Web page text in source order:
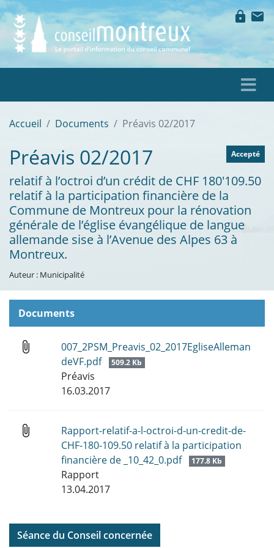
lock mail
Accueil Documents Préavis 02/2017
Accepté
Préavis 02/2017
relatif à l’octroi d’un crédit de CHF 180'109.50
relatif à la participation financière de la
Commune de Montreux pour la rénovation
générale de l’église évangélique de langue
allemande sise à l’Avenue des Alpes 63 à
Montreux.
Auteur : Municipalité
Documents
attach_file
007_2PSM_Preavis_02_2017EgliseAlleman
deVF.pdf
509.2 Kb
Préavis
16.03.2017
attach_file
Rapport-relatif-a-l-octroi-d-un-credit-de-
CHF-180-109.50 relatif à la participation
financière de _10_42_0.pdf
177.8 Kb
Rapport
13.04.2017
Séance du Conseil concernée